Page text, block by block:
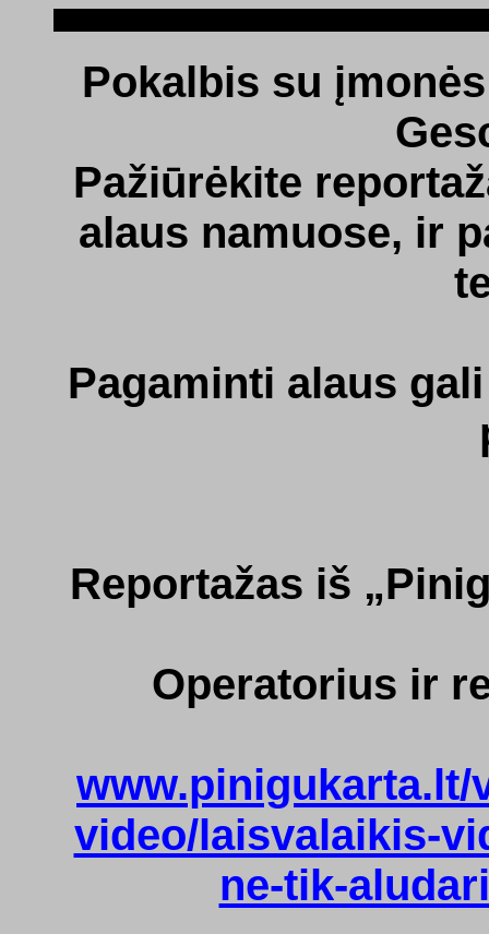
Pokalbis su
Pažiūrėkite
alaus namuose, ir
Pagaminti alaus
Reportažas iš
Operatorius ir
www.pinigukarta.lt/
video/laisvalaikis-
ne-tik-